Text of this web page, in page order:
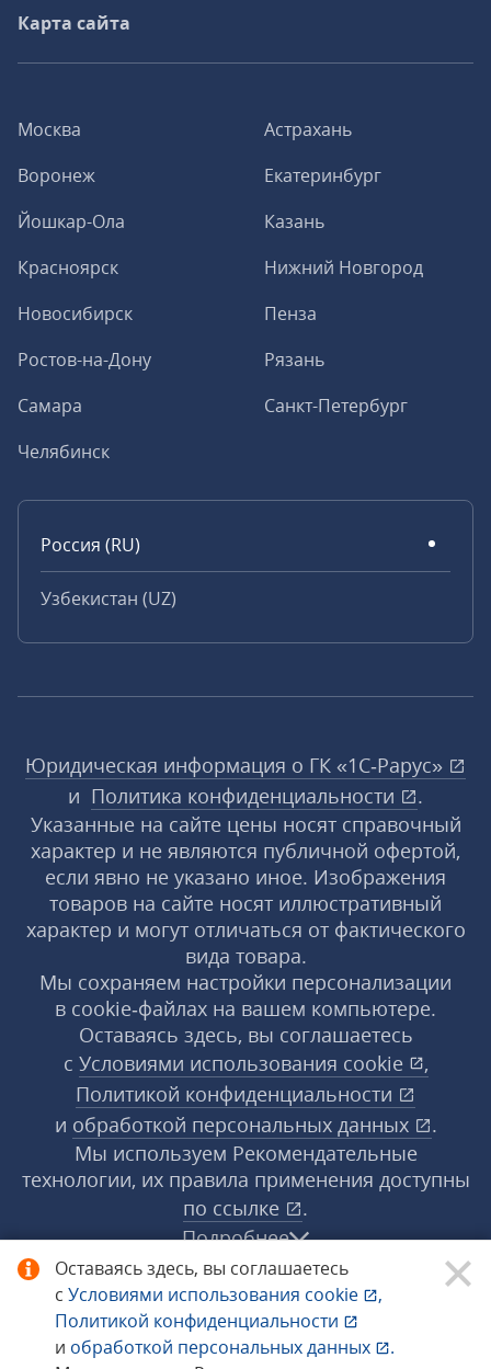
Оставаясь здесь, вы соглашаетесь
с Условиями использования cookie
,
Политикой конфиденциальности
и обработкой персональных данных
.
Москва
Астрахань
Воронеж
Екатеринбург
Йошкар-Ола
Казань
Красноярск
Нижний Новгород
Новосибирск
Пенза
Ростов-на-Дону
Рязань
Самара
Санкт-Петербург
Челябинск
Россия (RU)
Узбекистан (UZ)
Карта сайта
Юридическая информация о ГК «1С‑Рарус»
и Политика конфиденциальности
.
Указанные на сайте цены носят справочный
характер и не являются публичной офертой,
если явно не указано иное. Изображения
товаров на сайте носят иллюстративный
характер и могут отличаться от фактического
вида товара.
Мы сохраняем настройки персонализации
в cookie‑файлах на вашем компьютере.
Оставаясь здесь, вы соглашаетесь
с Условиями использования cookie
,
Политикой конфиденциальности
и обработкой персональных данных
.
Мы используем Рекомендательные
технологии, их правила применения доступны
по ссылке
.
Подробнее
© 1998−2026 «1С‑Рарус» ®. Все права
защищены.